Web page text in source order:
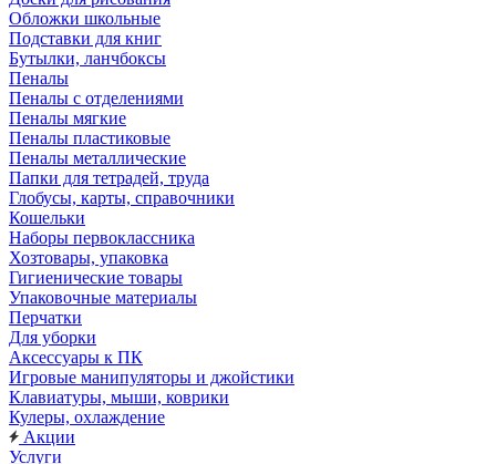
Обложки школьные
Подставки для книг
Бутылки, ланчбоксы
Пеналы
Пеналы с отделениями
Пеналы мягкие
Пеналы пластиковые
Пеналы металлические
Папки для тетрадей, труда
Глобусы, карты, справочники
Кошельки
Наборы первоклассника
Хозтовары, упаковка
Гигиенические товары
Упаковочные материалы
Перчатки
Для уборки
Аксессуары к ПК
Игровые манипуляторы и джойстики
Клавиатуры, мыши, коврики
Кулеры, охлаждение
Акции
Услуги